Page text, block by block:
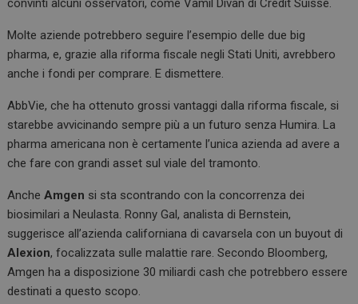
o
o
k
n
A
p
p
convinti alcuni osservatori, come Vamil Divan di Credit Suisse.
Molte aziende potrebbero seguire l’esempio delle due big
pharma, e, grazie alla riforma fiscale negli Stati Uniti, avrebbero
anche i fondi per comprare. E dismettere.
AbbVie, che ha ottenuto grossi vantaggi dalla riforma fiscale, si
starebbe avvicinando sempre più a un futuro senza Humira. La
pharma americana non è certamente l’unica azienda ad avere a
che fare con grandi asset sul viale del tramonto.
Anche Amgen si sta scontrando con la concorrenza dei
biosimilari a Neulasta. Ronny Gal, analista di Bernstein,
suggerisce all’azienda californiana di cavarsela con un buyout di
Alexion, focalizzata sulle malattie rare. Secondo Bloomberg,
Amgen ha a disposizione 30 miliardi cash che potrebbero essere
destinati a questo scopo.